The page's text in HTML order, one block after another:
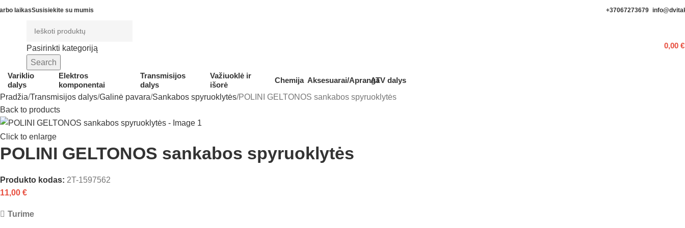
laikasSusisiekite su mumis +37067273679
Pasirinkti kategoriją
Search
0,00 €
Variklio
dalys
Elektros
komponentai
Transmisijos
dalys
Važiuoklė ir
išorė
Chemija Aksesuarai/AprangaATV dalys
Pradžia Transmisijos dalys Galinė pavara Sankabos spyruoklytės POLINI GELTONOS sankabos spyruoklytės
Back to products
Click to enlarge
POLINI GELTONOS sankabos spyruoklytės
Produkto kodas: 2T-1597562
11,00 €
Turime